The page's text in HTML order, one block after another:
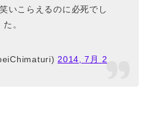
いこらえるのに必死でし
た。
2014, 7月 2